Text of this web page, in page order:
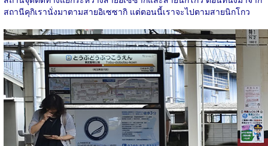
สถานีคุกิเรานั่งมาตามสายอิเซซากิ แต่ตอนนี้เราจะไปตามสายนิกโกว